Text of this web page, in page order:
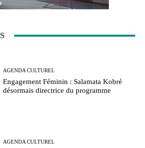
AGENDA CULTUREL
Engagement Féminin : Salamata Kobré
désormais directrice du programme
AGENDA CULTUREL